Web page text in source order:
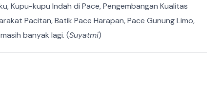
Kupu-kupu Indah di Pace, Pengembangan Kualitas
Pacitan, Batik Pace Harapan, Pace Gunung Limo,
banyak lagi. (Suyatmi)